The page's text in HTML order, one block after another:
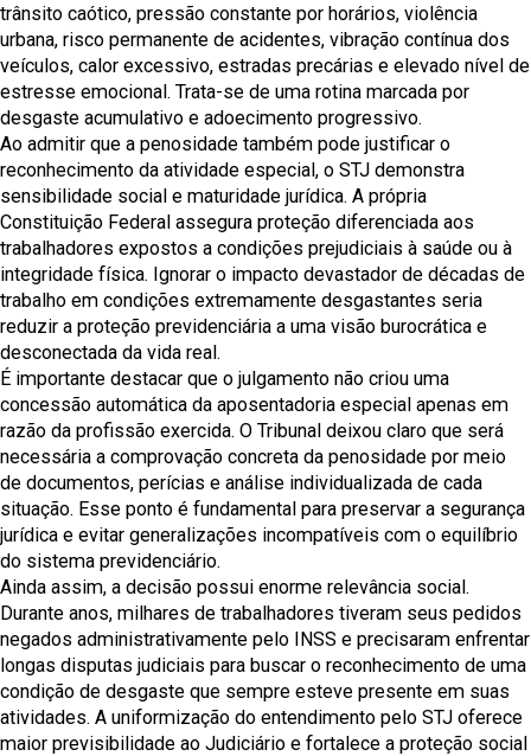
trânsito caótico, pressão constante por horários, violência
urbana, risco permanente de acidentes, vibração contínua dos
veículos, calor excessivo, estradas precárias e elevado nível de
estresse emocional. Trata-se de uma rotina marcada por
desgaste acumulativo e adoecimento progressivo.
Ao admitir que a penosidade também pode justificar o
reconhecimento da atividade especial, o STJ demonstra
sensibilidade social e maturidade jurídica. A própria
Constituição Federal assegura proteção diferenciada aos
trabalhadores expostos a condições prejudiciais à saúde ou à
integridade física. Ignorar o impacto devastador de décadas de
trabalho em condições extremamente desgastantes seria
reduzir a proteção previdenciária a uma visão burocrática e
desconectada da vida real.
É importante destacar que o julgamento não criou uma
concessão automática da aposentadoria especial apenas em
razão da profissão exercida. O Tribunal deixou claro que será
necessária a comprovação concreta da penosidade por meio
de documentos, perícias e análise individualizada de cada
situação. Esse ponto é fundamental para preservar a segurança
jurídica e evitar generalizações incompatíveis com o equilíbrio
do sistema previdenciário.
Ainda assim, a decisão possui enorme relevância social.
Durante anos, milhares de trabalhadores tiveram seus pedidos
negados administrativamente pelo INSS e precisaram enfrentar
longas disputas judiciais para buscar o reconhecimento de uma
condição de desgaste que sempre esteve presente em suas
atividades. A uniformização do entendimento pelo STJ oferece
maior previsibilidade ao Judiciário e fortalece a proteção social